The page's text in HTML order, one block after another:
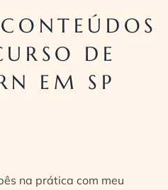
DE
EM SP
na prática com meu